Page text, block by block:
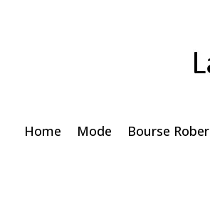
Home Mode Bourse